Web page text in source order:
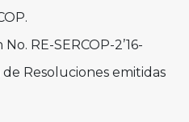
RE-SERCOP-2’16-
Resoluciones emitidas